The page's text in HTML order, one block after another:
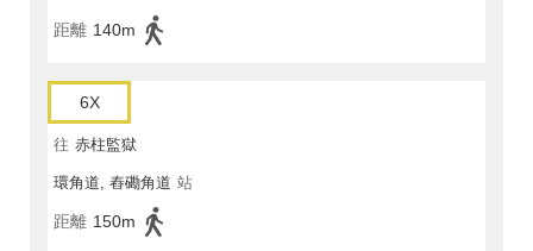
距離 140m
6X
往 赤柱監獄
環角道, 舂磡角道 站
距離 150m